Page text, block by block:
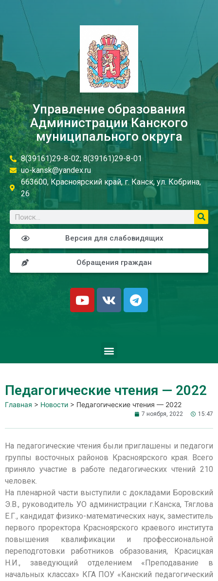
Управление образования
Администрации Канского
муниципального округа
8(39161)29-8-02; 8(39161)29-8-01
uo-kansk@yandex.ru
663600, Красноярский край, г. Канск, ул. Кобрина,
26
Версия для слабовидящих
Обращения граждан
Педагогические чтения — 2022
Главная > Новости > Педагогические чтения — 2022
7 ноября, 2022 15:47
На педагогические чтения были приглашены и педагоги
группы восточных районов Красноярского края. Всего
приняло участие в работе педагогических чтений 210
человек.
На пленарной части выступили с докладами Боровский
Э.В., руководитель УО администрации г.Канска, Тяглова
Е.Г., кандидат физико-математических наук, заместитель
первого проректора Красноярского краевого института
повышения квалификации и профессиональной
переподготовки работников образования, Красицкая
Н.И., заведующий отделением «Преподавание в
начальных классах» КГА ПОУ «Канский педагогический